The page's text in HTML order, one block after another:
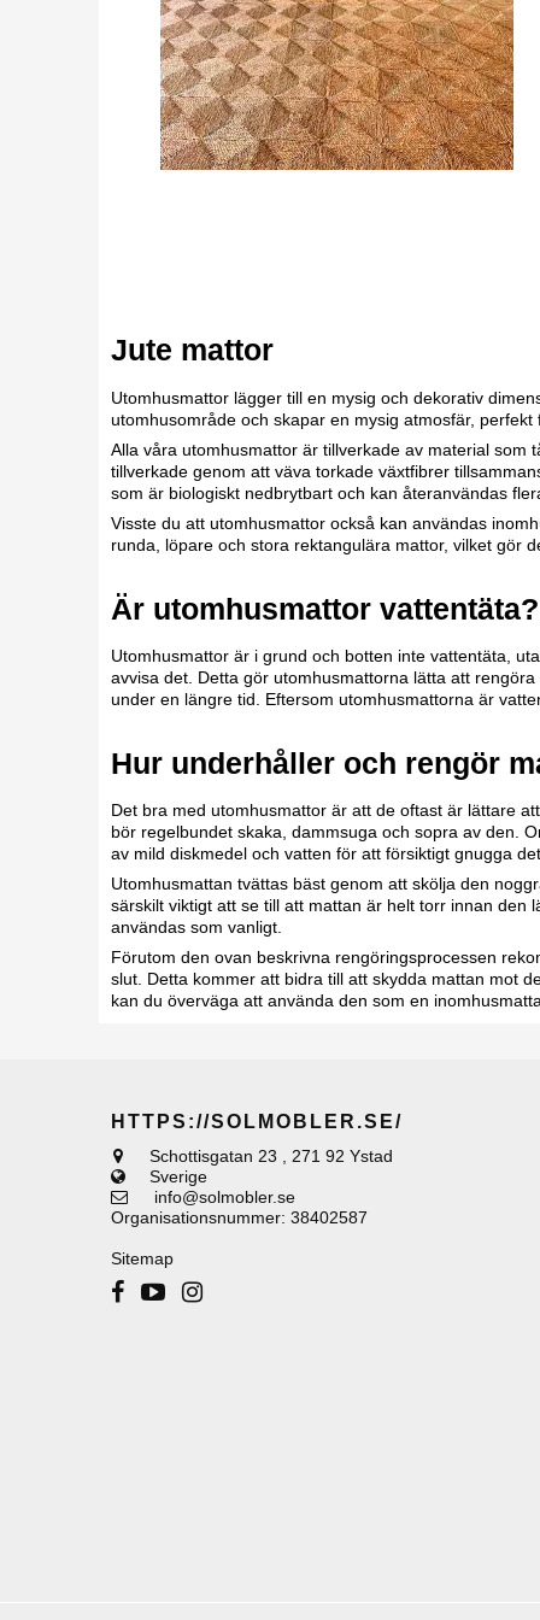
Jute mattor
Utomhusmattor lägger till en mysig och dekorativ
utomhusområde och skapar en mysig atmosfär,
Alla våra utomhusmattor är tillverkade av material som
tillverkade genom att väva torkade växtfibrer
som är biologiskt nedbrytbart och kan återanvändas
Visste du att utomhusmattor också kan användas
runda, löpare och stora rektangulära mattor, vilket gör
Är utomhusmattor vattentäta?
Utomhusmattor är i grund och botten inte vattentäta,
avvisa det. Detta gör utomhusmattorna lätta att
under en längre tid. Eftersom utomhusmattorna är
Hur underhåller och rengör
Det bra med utomhusmattor är att de oftast är lättare
bör regelbundet skaka, dammsuga och sopra av den.
av mild diskmedel och vatten för att försiktigt gnugga
Utomhusmattan tvättas bäst genom att skölja den
särskilt viktigt att se till att mattan är helt torr innan den
användas som vanligt.
Förutom den ovan beskrivna rengöringsprocessen
slut. Detta kommer att bidra till att skydda mattan mot
kan du överväga att använda den som en
HTTPS://SOLMOBLER.SE/
Schottisgatan 23
271 92 Ystad
Sverige
info@solmobler.se
Organisationsnummer: 38402587
Sitemap